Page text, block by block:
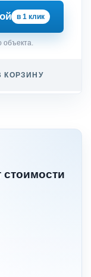
в 1 клик
объекта.
КОРЗИНУ
стоимости